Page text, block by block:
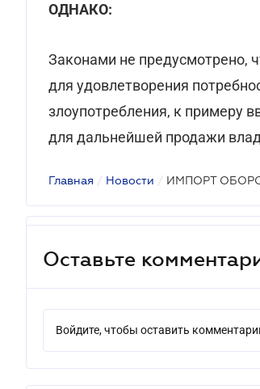
ОДНАКО:
Законами не предусмотрено,
для удовлетворения
злоупотребления, к примеру
для дальнейшей продажи
Главная / Новости / ИМПОРТ
Оставьте
Войдите, чтобы оставить